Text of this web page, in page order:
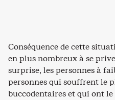
Conséquence de cette
en plus nombreux à se
surprise, les personnes à
personnes qui souffrent le
buccodentaires et qui ont